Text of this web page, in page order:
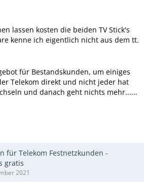
lassen kosten die beiden TV Stick's
kenne ich eigentlich nicht aus dem tt.
für Bestandskunden, um einiges
Telekom direkt und nicht jeder hat
und danach geht nichts mehr......
für Telekom Festnetzkunden -
gratis
2021